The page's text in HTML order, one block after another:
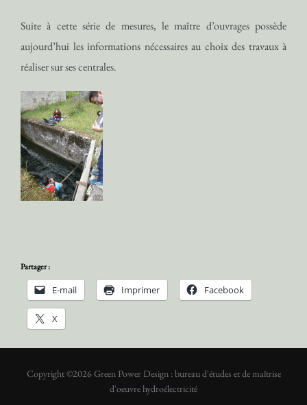
Suite à cette série de mesures, le maître d’ouvrages possède
aujourd’hui les informations nécessaires au choix des travaux à
réaliser sur ses centrales.
Partager :
E-mail Imprimer Facebook
X
Copyright ©2026 Green Power Design : bureau d'études et de maîtrise
d'oeuvre hydroélectricité